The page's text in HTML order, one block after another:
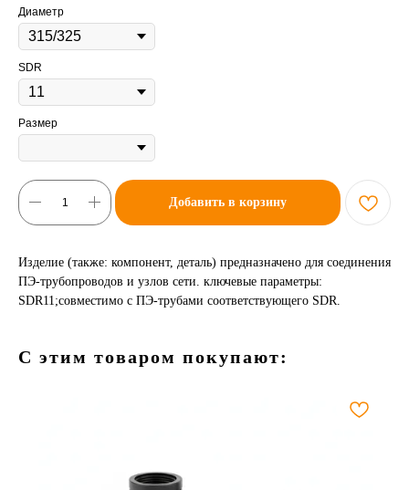
Диаметр
SDR
Размер
Добавить в корзину
Изделие (также: компонент, деталь) предназначено для соединения
ПЭ-трубопроводов и узлов сети. ключевые параметры:
SDR11;совместимо с ПЭ-трубами соответствующего SDR.
С этим товаром покупают: